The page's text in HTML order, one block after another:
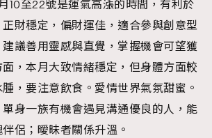
10至22號是運氣高漲的時間，有利於
財穩定，偏財運佳，適合參與創意型
議善用靈感與直覺，掌握機會可望獲
，本月大致情緒穩定，但身體方面較
，要注意飲食。愛情世界氣氛甜蜜。
身一族有機會遇見溝通優良的人，能
侶；曖昧者關係升溫。